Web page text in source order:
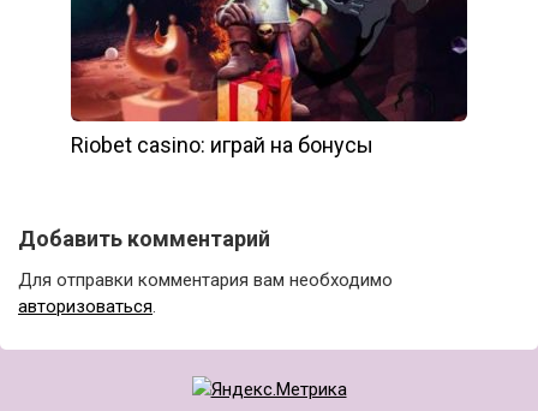
Riobet casino: играй на бонусы
Добавить комментарий
Для отправки комментария вам необходимо
авторизоваться.